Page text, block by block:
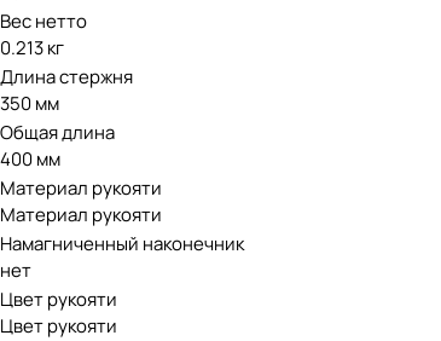
Вес нетто
0.213 кг
Длина стержня
350 мм
Общая длина
400 мм
Материал рукояти
Материал рукояти
Намагниченный наконечник
нет
Цвет рукояти
Цвет рукояти